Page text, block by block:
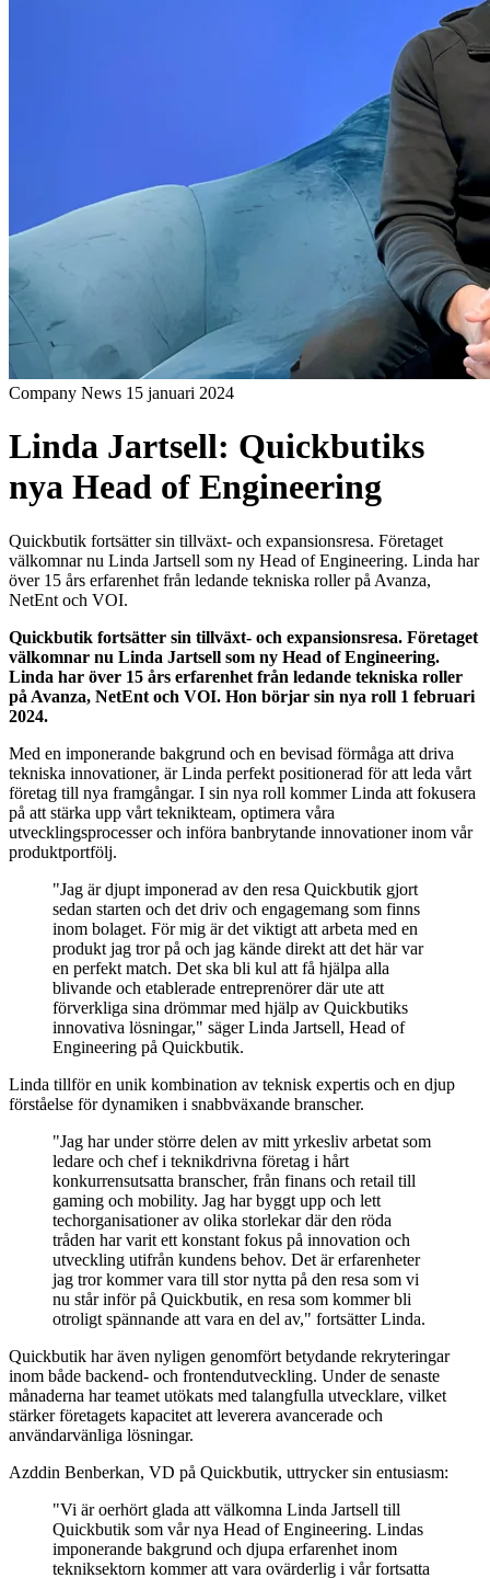
Company News 15 januari 2024
Linda Jartsell: Quickbutiks
nya Head of Engineering
Quickbutik fortsätter sin tillväxt- och expansionsresa. Företaget
välkomnar nu Linda Jartsell som ny Head of Engineering. Linda har
över 15 års erfarenhet från ledande tekniska roller på Avanza,
NetEnt och VOI.
Quickbutik fortsätter sin tillväxt- och expansionsresa. Företaget
välkomnar nu Linda Jartsell som ny Head of Engineering.
Linda har över 15 års erfarenhet från ledande tekniska roller
på Avanza, NetEnt och VOI. Hon börjar sin nya roll 1 februari
2024.
Med en imponerande bakgrund och en bevisad förmåga att driva
tekniska innovationer, är Linda perfekt positionerad för att leda vårt
företag till nya framgångar. I sin nya roll kommer Linda att fokusera
på att stärka upp vårt teknikteam, optimera våra
utvecklingsprocesser och införa banbrytande innovationer inom vår
produktportfölj.
"Jag är djupt imponerad av den resa Quickbutik gjort
sedan starten och det driv och engagemang som finns
inom bolaget. För mig är det viktigt att arbeta med en
produkt jag tror på och jag kände direkt att det här var
en perfekt match. Det ska bli kul att få hjälpa alla
blivande och etablerade entreprenörer där ute att
förverkliga sina drömmar med hjälp av Quickbutiks
innovativa lösningar," säger Linda Jartsell, Head of
Engineering på Quickbutik.
Linda tillför en unik kombination av teknisk expertis och en djup
förståelse för dynamiken i snabbväxande branscher.
"Jag har under större delen av mitt yrkesliv arbetat som
ledare och chef i teknikdrivna företag i hårt
konkurrensutsatta branscher, från finans och retail till
gaming och mobility. Jag har byggt upp och lett
techorganisationer av olika storlekar där den röda
tråden har varit ett konstant fokus på innovation och
utveckling utifrån kundens behov. Det är erfarenheter
jag tror kommer vara till stor nytta på den resa som vi
nu står inför på Quickbutik, en resa som kommer bli
otroligt spännande att vara en del av," fortsätter Linda.
Quickbutik har även nyligen genomfört betydande rekryteringar
inom både backend- och frontendutveckling. Under de senaste
månaderna har teamet utökats med talangfulla utvecklare, vilket
stärker företagets kapacitet att leverera avancerade och
användarvänliga lösningar.
Azddin Benberkan, VD på Quickbutik, uttrycker sin entusiasm:
"Vi är oerhört glada att välkomna Linda Jartsell till
Quickbutik som vår nya Head of Engineering. Lindas
imponerande bakgrund och djupa erfarenhet inom
tekniksektorn kommer att vara ovärderlig i vår fortsatta